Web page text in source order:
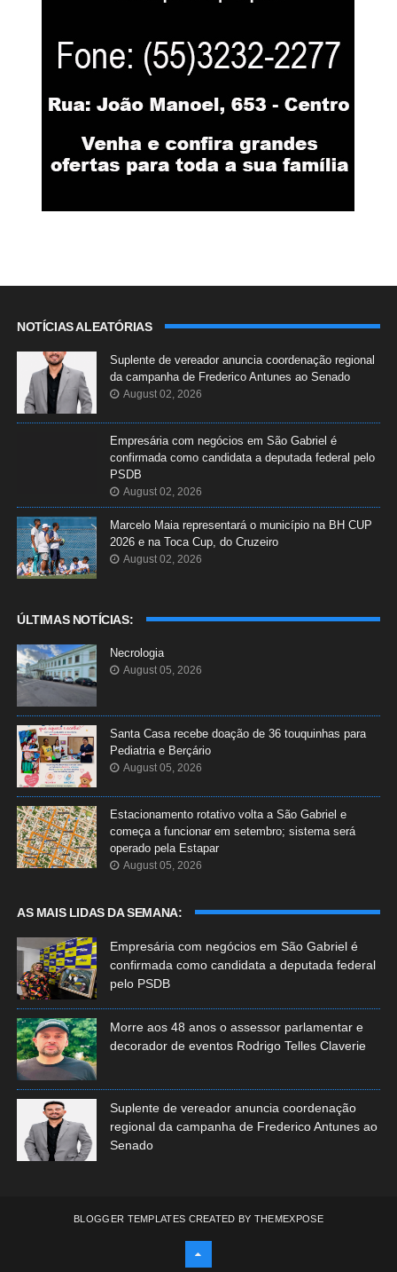
NOTÍCIAS ALEATÓRIAS
Suplente de vereador anuncia coordenação regional
da campanha de Frederico Antunes ao Senado
August 02, 2026
Empresária com negócios em São Gabriel é
confirmada como candidata a deputada federal pelo
PSDB
August 02, 2026
Marcelo Maia representará o município na BH CUP
2026 e na Toca Cup, do Cruzeiro
August 02, 2026
ÚLTIMAS NOTÍCIAS:
Necrologia
August 05, 2026
Santa Casa recebe doação de 36 touquinhas para
Pediatria e Berçário
August 05, 2026
Estacionamento rotativo volta a São Gabriel e
começa a funcionar em setembro; sistema será
operado pela Estapar
August 05, 2026
AS MAIS LIDAS DA SEMANA:
Empresária com negócios em São Gabriel é
confirmada como candidata a deputada federal
pelo PSDB
Morre aos 48 anos o assessor parlamentar e
decorador de eventos Rodrigo Telles Claverie
Suplente de vereador anuncia coordenação
regional da campanha de Frederico Antunes ao
Senado
BLOGGER TEMPLATES CREATED BY THEMEXPOSE